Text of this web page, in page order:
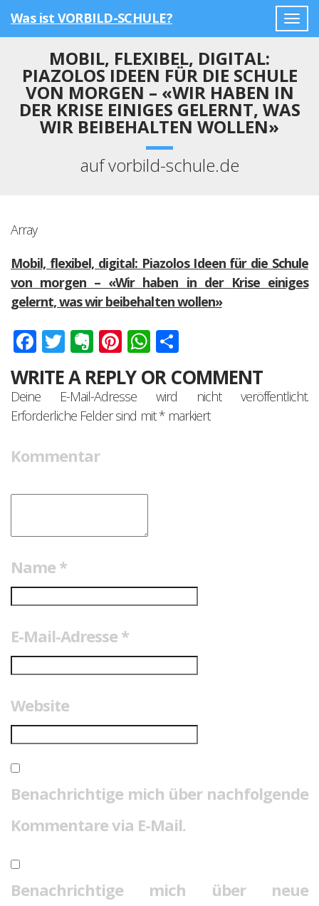
Was ist VORBILD-SCHULE?
MOBIL, FLEXIBEL, DIGITAL:
PIAZOLOS IDEEN FÜR DIE SCHULE
VON MORGEN – «WIR HABEN IN
DER KRISE EINIGES GELERNT, WAS
WIR BEIBEHALTEN WOLLEN»
auf vorbild-schule.de
Array
Mobil, flexibel, digital: Piazolos Ideen für die Schule
von morgen – «Wir haben in der Krise einiges
gelernt, was wir beibehalten wollen»
Facebook
Twitter
Evernote
Pinterest
WhatsApp
WRITE A REPLY OR COMMENT
Deine E-Mail-Adresse wird nicht veröffentlicht.
Erforderliche Felder sind mit*markiert
Kommentar
Name *
E-Mail-Adresse *
Website
Benachrichtige mich über nachfolgende
Kommentare via E-Mail.
Benachrichtige mich über neue